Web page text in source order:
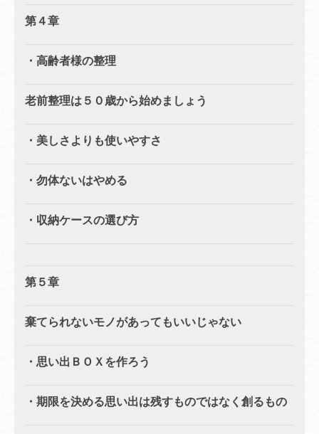
第４章
・高齢者様の整理
老前整理は５０歳から始めましょう
・美しさよりも使いやすさ
・勿体ないはやめる
・収納ケースの選び方
第５章
棄てられないモノがあってもいいじゃない
・思い出ＢＯＸを作ろう
・期限を決める思い出は残すものではなく創るもの